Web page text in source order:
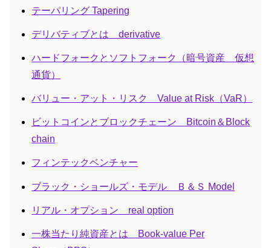
テーパリング Tapering
デリバティブとは derivative
ハードフォークとソフトフォーク（暗号資産 仮想
通貨）
バリュー・アット・リスク Value at Risk（VaR）
ビットコインとブロックチェーン Bitcoin＆Block
chain
フィンテックベンチャー
ブラック・ショールズ・モデル Ｂ＆Ｓ Model
リアル・オプション real option
一株当たり純資産とは Book-value Per